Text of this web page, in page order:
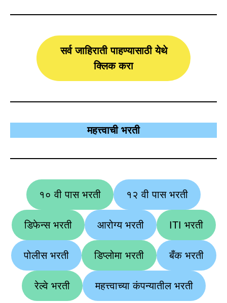
सर्व जाहिराती पाहण्यासाठी येथे
क्लिक करा
महत्त्वाची भरती
१० वी पास भरती १२ वी पास भरती
डिफेन्स भरती आरोग्य भरती ITI भरती
पोलीस भरती डिप्लोमा भरती बँक भरती
रेल्वे भरती महत्त्वाच्या कंपन्यातील भरती